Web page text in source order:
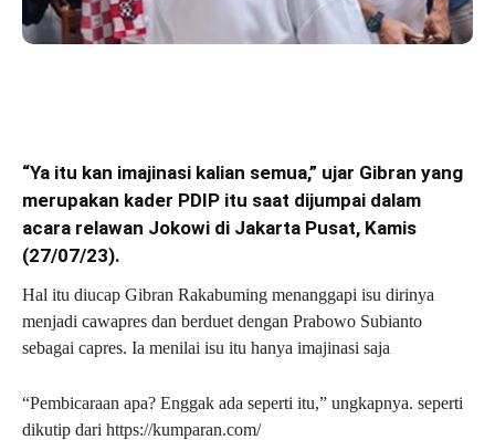
“Ya itu kan imajinasi kalian semua,” ujar Gibran yang
merupakan kader PDIP itu saat dijumpai dalam
acara relawan Jokowi di Jakarta Pusat, Kamis
(27/07/23).
Hal itu diucap Gibran Rakabuming menanggapi isu dirinya
menjadi cawapres dan berduet dengan Prabowo Subianto
sebagai capres. Ia menilai isu itu hanya imajinasi saja
“Pembicaraan apa? Enggak ada seperti itu,” ungkapnya. seperti
dikutip dari https://kumparan.com/